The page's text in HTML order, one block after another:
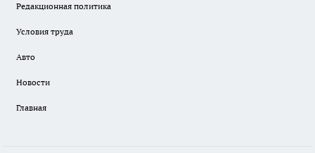
Редакционная политика
Условия труда
Авто
Новости
Главная